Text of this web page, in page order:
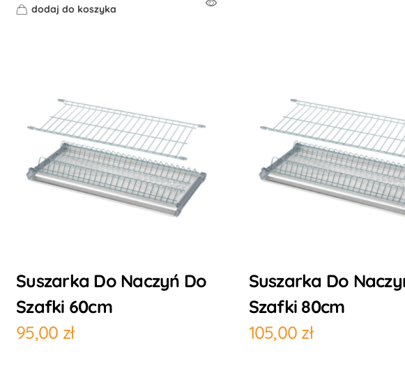
dodaj do koszyka
Suszarka Do Naczyń Do
Szafki 60cm
95,00 zł
Suszarka Do
Szafki 80cm
105,00 zł